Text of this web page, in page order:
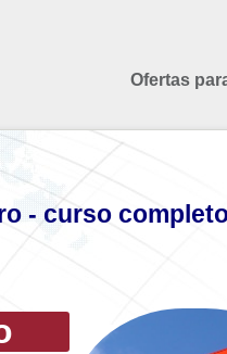
Ofertas
- curso